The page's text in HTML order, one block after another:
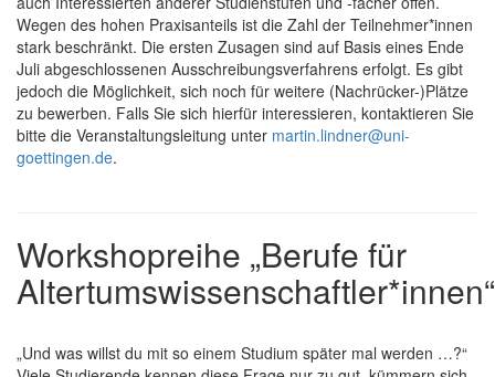
Wegen des hohen Praxisanteils ist die Zahl der Teilnehmer*innen
stark beschränkt. Die ersten Zusagen sind auf Basis eines Ende
Juli abgeschlossenen Ausschreibungsverfahrens erfolgt. Es gibt
jedoch die Möglichkeit, sich noch für weitere (Nachrücker-)Plätze
zu bewerben. Falls Sie sich hierfür interessieren, kontaktieren Sie
bitte die Veranstaltungsleitung unter martin.lindner@uni-
goettingen.de.
Workshopreihe „Berufe für
Altertumswissenschaftler*innen“
„Und was willst du mit so einem Studium später mal werden …?“